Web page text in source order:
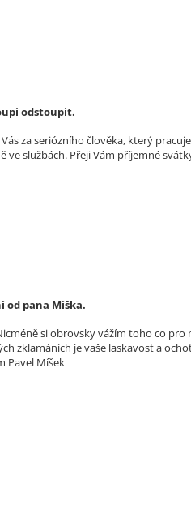
odstoupit.
za seriózního člověka, který
službách. Přeji Vám příjemné
od pana Míška.
si obrovsky vážím toho co
zklamáních je vaše laskavost a
Pavel Míšek